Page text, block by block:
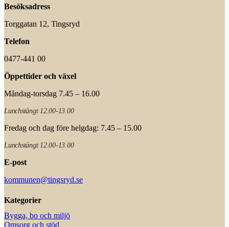
Besöksadress
Torggatan 12, Tingsryd
Telefon
0477-441 00
Öppettider och växel
Måndag-torsdag 7.45 – 16.00
Lunchstängt 12.00-13.00
Fredag och dag före helgdag: 7.45 – 15.00
Lunchstängt 12.00-13.00
E-post
kommunen@tingsryd.se
Kategorier
Bygga, bo och miljö
Omsorg och stöd